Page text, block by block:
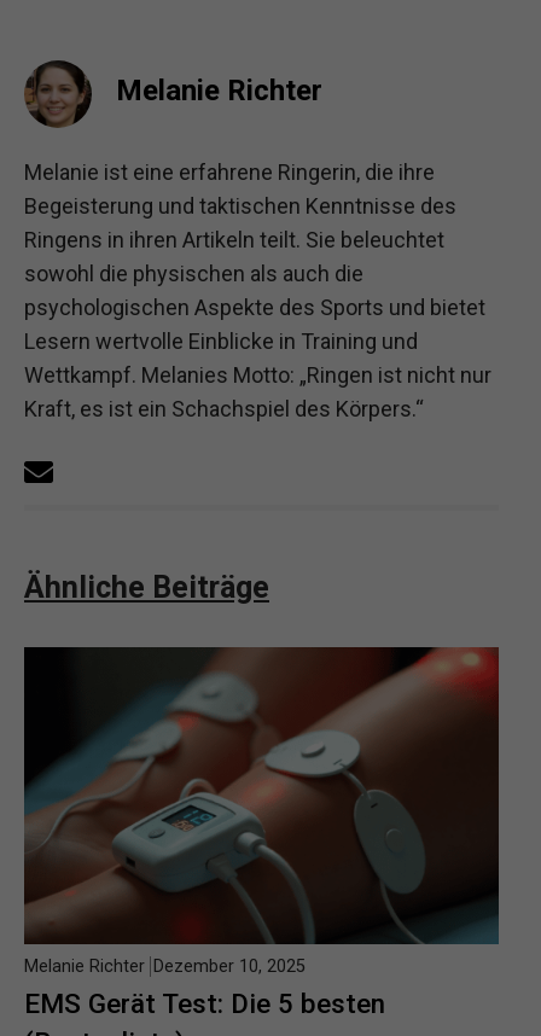
Melanie Richter
Melanie ist eine erfahrene Ringerin, die ihre
Begeisterung und taktischen Kenntnisse des
Ringens in ihren Artikeln teilt. Sie beleuchtet
sowohl die physischen als auch die
psychologischen Aspekte des Sports und bietet
Lesern wertvolle Einblicke in Training und
Wettkampf. Melanies Motto: „Ringen ist nicht nur
Kraft, es ist ein Schachspiel des Körpers.“
Ähnliche Beiträge
EMS Gerät Test: Die 5 besten
Melanie Richter Dezember 10, 2025